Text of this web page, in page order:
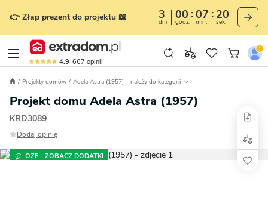
👉 Złap prezent do projektu 📖 3
dni
00
godz.
07
min.
19
sek.
4.9 667 opinii
Projekty domów Adela Astra (1957) należy do kategorii
Projekt domu Adela Astra (1957)
KRD3089
Dodaj opinię
OZE - ZOBACZ DODATKI